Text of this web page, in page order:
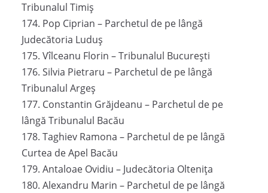
Tribunalul Timiș
174. Pop Ciprian – Parchetul de pe lângă
Judecătoria Luduș
175. Vîlceanu Florin – Tribunalul București
176. Silvia Pietraru – Parchetul de pe lângă
Tribunalul Argeș
177. Constantin Grăjdeanu – Parchetul de pe
lângă Tribunalul Bacău
178. Taghiev Ramona – Parchetul de pe lângă
Curtea de Apel Bacău
179. Antaloae Ovidiu – Judecătoria Oltenița
180. Alexandru Marin – Parchetul de pe lângă